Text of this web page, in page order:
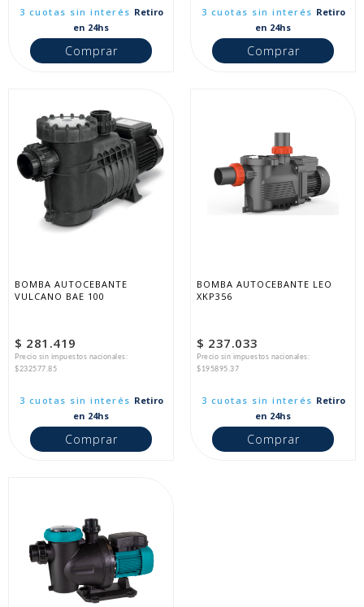
3 cuotas sin interés Retiro
en 24hs
Comprar
3 cuotas sin interés Retiro
en 24hs
Comprar
BOMBA AUTOCEBANTE
VULCANO BAE 100
$ 281.419
Precio sin impuestos nacionales:
$232577.85
3 cuotas sin interés Retiro
en 24hs
Comprar
BOMBA AUTOCEBANTE LEO
XKP356
$ 237.033
Precio sin impuestos nacionales:
$195895.37
3 cuotas sin interés Retiro
en 24hs
Comprar